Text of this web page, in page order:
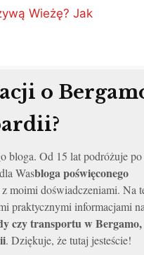
Wieżę? Jak
o
bloga. Od 15 lat podróżuje po
Wasbloga poświęconego
moimi doświadczeniami. Na
praktycznymi informacjami
czy transportu w Bergamo,
. Dziękuje, że tutaj jesteście!